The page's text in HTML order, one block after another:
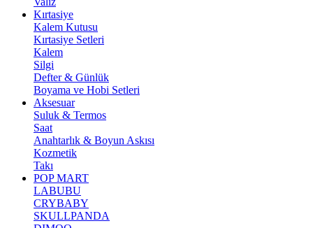
Kırtasiye
Kalem Kutusu
Kırtasiye Setleri
Kalem
Silgi
Defter & Günlük
Boyama ve Hobi Setleri
Aksesuar
Suluk & Termos
Saat
Anahtarlık & Boyun Askısı
Kozmetik
Takı
POP MART
LABUBU
CRYBABY
SKULLPANDA